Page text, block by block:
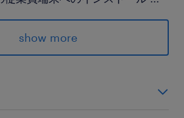
処理、キッティング など
日4件程度
show more